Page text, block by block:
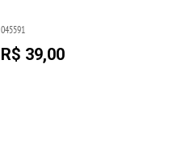
045591
R$ 39,00